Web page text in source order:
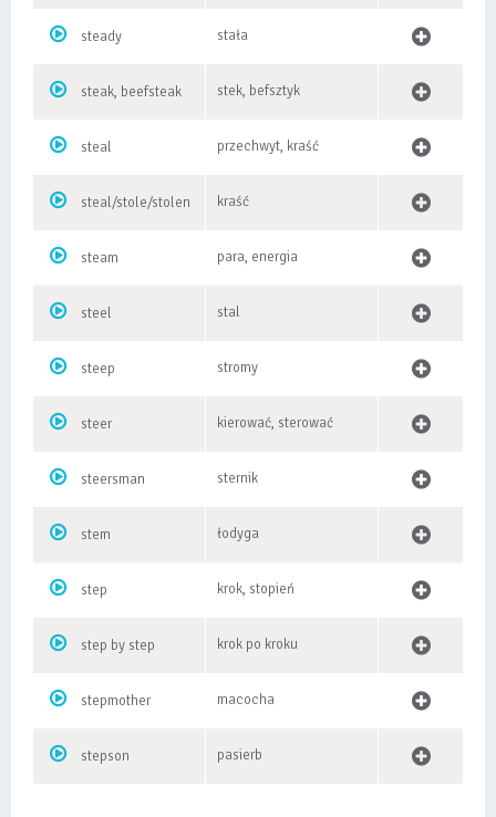
steady stała
steak, beefsteak stek, befsztyk
steal przechwyt, kraść
steal/stole/stolen kraść
steam para, energia
steel stal
steep stromy
steer kierować, sterować
steersman sternik
stem łodyga
step krok, stopień
step by step krok po kroku
stepmother macocha
stepson pasierb